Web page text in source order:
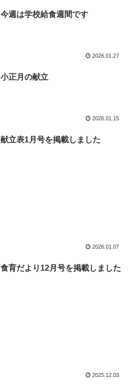
今週は学校給食週間です
2026.01.27
小正月の献立
2026.01.15
献立表1月号を掲載しました
2026.01.07
食育だより12月号を掲載しました
2025.12.03